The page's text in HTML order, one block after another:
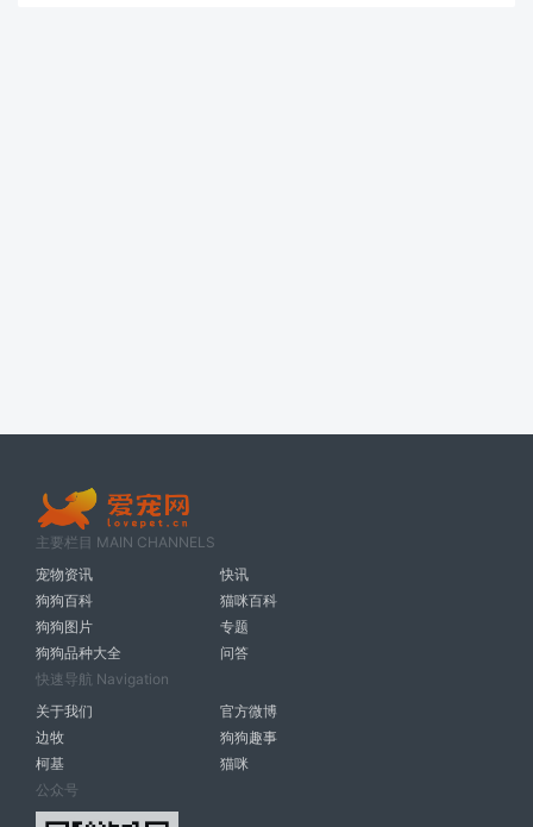
主要栏目 MAIN CHANNELS
宠物资讯
快讯
狗狗百科
猫咪百科
狗狗图片
专题
狗狗品种大全
问答
快速导航 Navigation
关于我们
官方微博
边牧
狗狗趣事
柯基
猫咪
公众号